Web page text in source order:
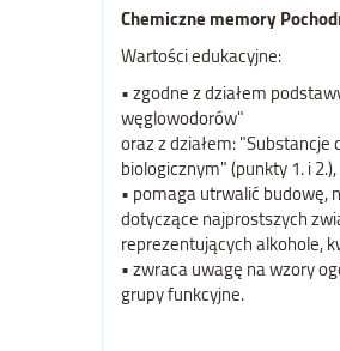
Chemiczne memory
Wartości edukacyjne:
• zgodne z działem
węglowodorów"
oraz z działem: "Substancje
biologicznym" (punkty 1. i 2.),
• pomaga utrwalić budowę,
dotyczące najprostszych
reprezentujących alkohole,
• zwraca uwagę na wzory
grupy funkcyjne.